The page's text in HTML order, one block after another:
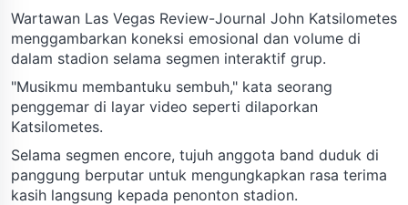
Wartawan Las Vegas Review-Journal John Katsilometes
menggambarkan koneksi emosional dan volume di
dalam stadion selama segmen interaktif grup.
"Musikmu membantuku sembuh," kata seorang
penggemar di layar video seperti dilaporkan
Katsilometes.
Selama segmen encore, tujuh anggota band duduk di
panggung berputar untuk mengungkapkan rasa terima
kasih langsung kepada penonton stadion.